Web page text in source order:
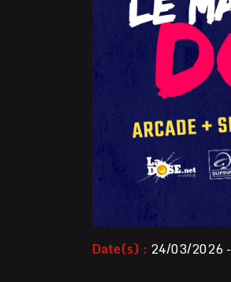
Date(s) : 24/03/2026 -